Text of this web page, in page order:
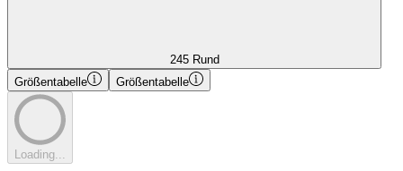
245 Rund
Größentabelle
Größentabelle
Loading...